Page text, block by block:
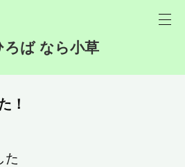
ろば なら小草
！
た